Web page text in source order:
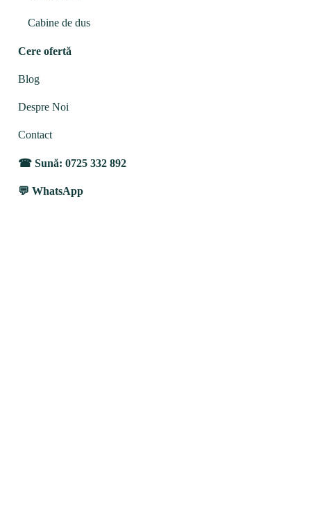
Cabine de dus
Cere ofertă
Blog
Despre Noi
Contact
Sună: 0725 332 892
WhatsApp